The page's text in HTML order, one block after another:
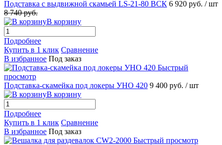
Подставка с выдвижной скамьей LS-21-80 ВСК 6 920 руб. / шт
8 740 руб.
В корзину
Подробнее
Купить в 1 клик Сравнение
В избранное Под заказ
Быстрый
просмотр
Подставка-скамейка под локеры УНО 420 9 400 руб. / шт
В корзину
Подробнее
Купить в 1 клик Сравнение
В избранное Под заказ
Быстрый просмотр